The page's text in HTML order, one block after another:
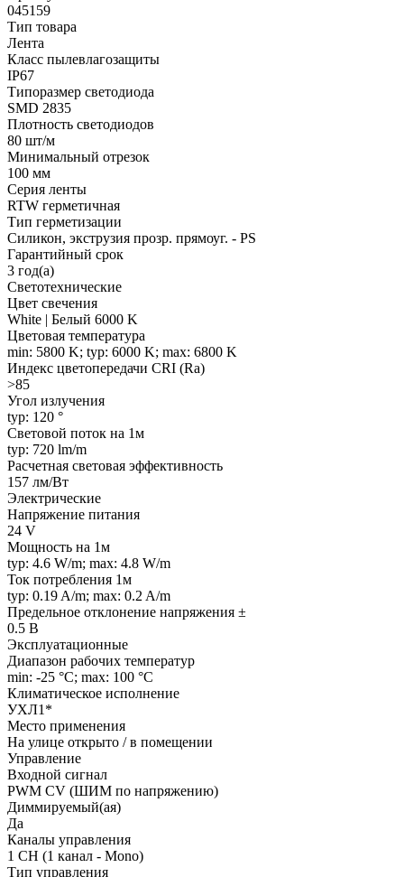
045159
Тип товара
Лента
Класс пылевлагозащиты
IP67
Типоразмер светодиода
SMD 2835
Плотность светодиодов
80 шт/м
Минимальный отрезок
100 мм
Серия ленты
RTW герметичная
Тип герметизации
Силикон, экструзия прозр. прямоуг. - PS
Гарантийный срок
3 год(а)
Светотехнические
Цвет свечения
White | Белый 6000 K
Цветовая температура
min: 5800 K; typ: 6000 K; max: 6800 K
Индекс цветопередачи CRI (Ra)
>85
Угол излучения
typ: 120 °
Световой поток на 1м
typ: 720 lm/m
Расчетная световая эффективность
157 лм/Вт
Электрические
Напряжение питания
24 V
Мощность на 1м
typ: 4.6 W/m; max: 4.8 W/m
Ток потребления 1м
typ: 0.19 A/m; max: 0.2 A/m
Предельное отклонение напряжения ±
0.5 В
Эксплуатационные
Диапазон рабочих температур
min: -25 °C; max: 100 °C
Климатическое исполнение
УХЛ1*
Место применения
На улице открыто / в помещении
Управление
Входной сигнал
PWM СV (ШИМ по напряжению)
Диммируемый(ая)
Да
Каналы управления
1 CH (1 канал - Mono)
Тип управления